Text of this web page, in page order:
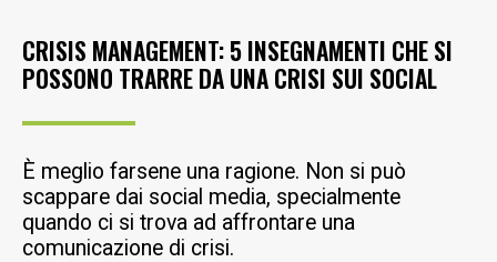
CRISIS MANAGEMENT: 5 INSEGNAMENTI CHE SI
POSSONO TRARRE DA UNA CRISI SUI SOCIAL
È meglio farsene una ragione. Non si può
scappare dai social media, specialmente
quando ci si trova ad affrontare una
comunicazione di crisi.